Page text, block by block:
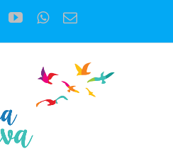
YouTubeWhatsApp
E-